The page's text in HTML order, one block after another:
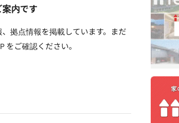
内です
拠点情報を掲載しています。まだ
ご確認ください。